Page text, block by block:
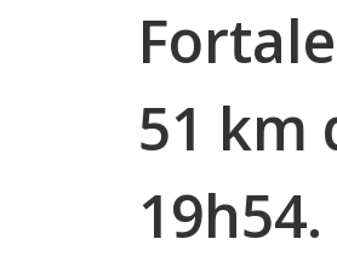
51 km
19h54.